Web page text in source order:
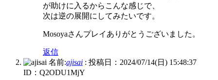
が助けに入るからこんな感じで、
次は逆の展開にしてみたいです。
Mosoyaさんプレイありがとうございました。
返信
名前:ajisai : 投稿日：2024/07/14(日) 15:48:37
ID：Q2ODU1MjY